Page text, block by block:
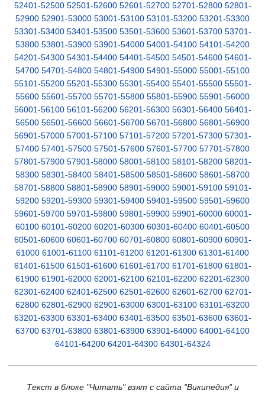
52401-52500 52501-52600 52601-52700 52701-52800 52801-
52900 52901-53000 53001-53100 53101-53200 53201-53300
53301-53400 53401-53500 53501-53600 53601-53700 53701-
53800 53801-53900 53901-54000 54001-54100 54101-54200
54201-54300 54301-54400 54401-54500 54501-54600 54601-
54700 54701-54800 54801-54900 54901-55000 55001-55100
55101-55200 55201-55300 55301-55400 55401-55500 55501-
55600 55601-55700 55701-55800 55801-55900 55901-56000
56001-56100 56101-56200 56201-56300 56301-56400 56401-
56500 56501-56600 56601-56700 56701-56800 56801-56900
56901-57000 57001-57100 57101-57200 57201-57300 57301-
57400 57401-57500 57501-57600 57601-57700 57701-57800
57801-57900 57901-58000 58001-58100 58101-58200 58201-
58300 58301-58400 58401-58500 58501-58600 58601-58700
58701-58800 58801-58900 58901-59000 59001-59100 59101-
59200 59201-59300 59301-59400 59401-59500 59501-59600
59601-59700 59701-59800 59801-59900 59901-60000 60001-
60100 60101-60200 60201-60300 60301-60400 60401-60500
60501-60600 60601-60700 60701-60800 60801-60900 60901-
61000 61001-61100 61101-61200 61201-61300 61301-61400
61401-61500 61501-61600 61601-61700 61701-61800 61801-
61900 61901-62000 62001-62100 62101-62200 62201-62300
62301-62400 62401-62500 62501-62600 62601-62700 62701-
62800 62801-62900 62901-63000 63001-63100 63101-63200
63201-63300 63301-63400 63401-63500 63501-63600 63601-
63700 63701-63800 63801-63900 63901-64000 64001-64100
64101-64200 64201-64300 64301-64324
Текст в блоке "Читать" взят с сайта "Википедия" и